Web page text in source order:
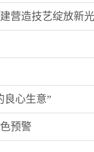
营造技艺绽放新
良心生意”
预警